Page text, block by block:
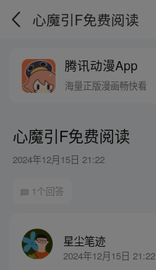
心魔引F免费阅读
腾讯动漫App
海量正版漫画畅快看
心魔引F免费阅读
2024年12月15日 21:22
1个回答
星尘笔迹
2024年12月15日 21:22